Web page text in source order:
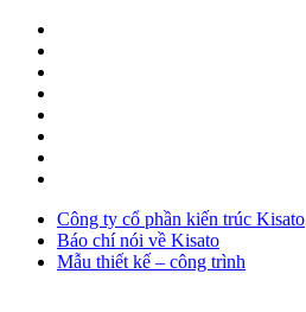
Công ty cổ phần kiến trúc Kisato
Báo chí nói về Kisato
Mẫu thiết kế – công trình